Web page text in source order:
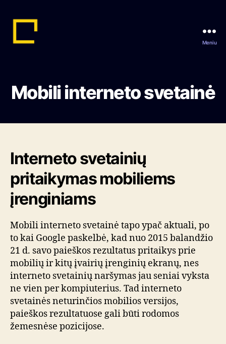
Epalete
Meniu
Mobili interneto svetainė
Interneto svetainių
pritaikymas mobiliems
įrenginiams
Mobili interneto svetainė tapo ypač aktuali, po
to kai Google paskelbė, kad nuo 2015 balandžio
21 d. savo paieškos rezultatus pritaikys prie
mobilių ir kitų įvairių įrenginių ekranų, nes
interneto svetainių naršymas jau seniai vyksta
ne vien per kompiuterius. Tad interneto
svetainės neturinčios mobilios versijos,
paieškos rezultatuose gali būti rodomos
žemesnėse pozicijose.